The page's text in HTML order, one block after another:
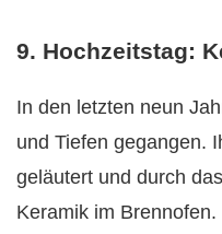
9. Hochzeitstag:
In den letzten neun
und Tiefen gegangen.
geläutert und durch
Keramik im Brennofen.